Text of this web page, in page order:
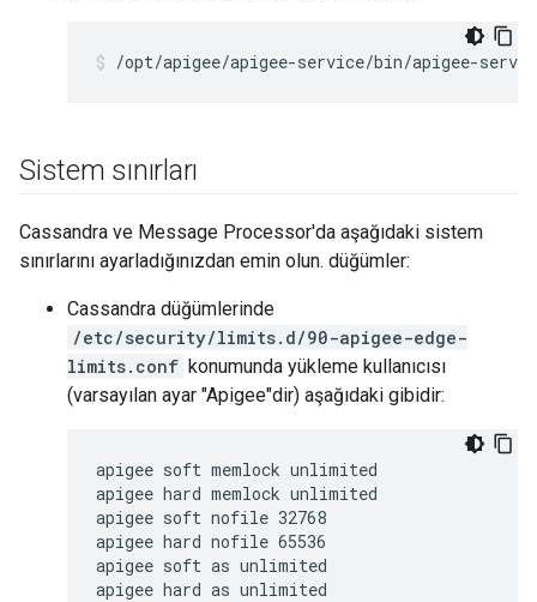
/opt/apigee/apigee-service/bin/apigee-
Sistem sınırları
Cassandra ve Message Processor'da aşağıdaki sistem
sınırlarını ayarladığınızdan emin olun. düğümler:
Cassandra düğümlerinde
/etc/security/limits.d/90-apigee-edge-
limits.conf konumunda yükleme kullanıcısı
(varsayılan ayar "Apigee"dir) aşağıdaki gibidir:
apigee soft memlock unlimited
apigee hard memlock unlimited
apigee soft nofile 32768
apigee hard nofile 65536
apigee soft as unlimited
apigee hard as unlimited